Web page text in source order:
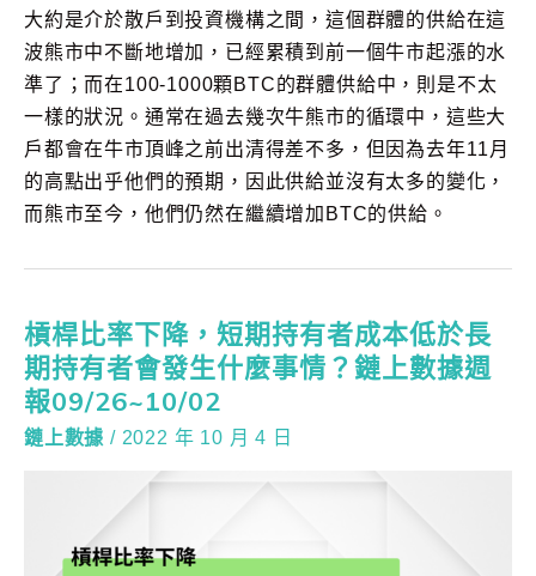
大約是介於散戶到投資機構之間，這個群體的供給在這
波熊市中不斷地增加，已經累積到前一個牛市起漲的水
準了；而在100-1000顆BTC的群體供給中，則是不太
一樣的狀況。通常在過去幾次牛熊市的循環中，這些大
戶都會在牛市頂峰之前出清得差不多，但因為去年11月
的高點出乎他們的預期，因此供給並沒有太多的變化，
而熊市至今，他們仍然在繼續增加BTC的供給。
槓桿比率下降，短期持有者成本低於長
期持有者會發生什麼事情？鏈上數據週
報09/26~10/02
鏈上數據 / 2022 年 10 月 4 日